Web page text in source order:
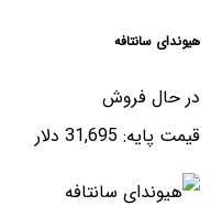
هیوندای سانتافه
در حال فروش
قیمت پایه: 31,695 دلار